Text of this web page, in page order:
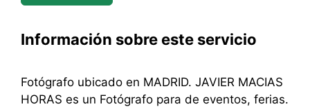
Información sobre este servicio
Fotógrafo ubicado en MADRID. JAVIER MACIAS
HORAS es un Fotógrafo para de eventos, ferias.